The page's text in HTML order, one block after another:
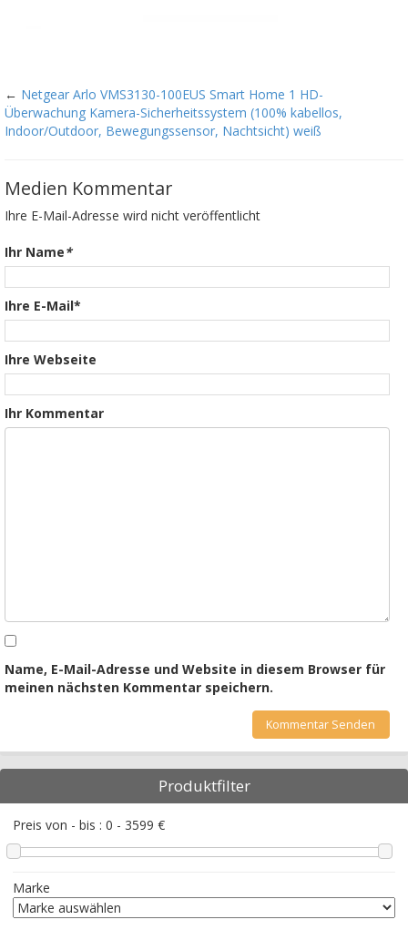
← Netgear Arlo VMS3130-100EUS Smart Home 1 HD-
Überwachung Kamera-Sicherheitssystem (100% kabellos,
Indoor/Outdoor, Bewegungssensor, Nachtsicht) weiß
Medien Kommentar
Ihre E-Mail-Adresse wird nicht veröffentlicht
Ihr Name*
Ihre E-Mail*
Ihre Webseite
Ihr Kommentar
Name, E-Mail-Adresse und Website in diesem Browser für
meinen nächsten Kommentar speichern.
Produktfilter
Preis von - bis : 0 - 3599 €
Marke